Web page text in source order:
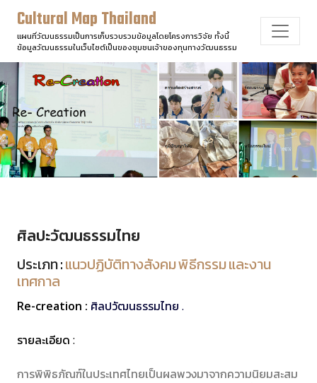
Cultural Map Thailand
แผนที่วัฒนธรรมเป็นการเก็บรวบรวมข้อมูลโดยโครงการวิจัย ทั้งนี้
ข้อมูลวัฒนธรรมในเว็บไซต์เป็นของชุมชนเจ้าของทุนทางวัฒนธรรม
ศิลปะวัฒนธรรมไทย
ประเภท :แนวปฏิบัติทางสังคม พิธีกรรม และงาน
เทศกาล
Re-creation : ศิลปวัฒนธรรมไทย .
รายละเอียด :
การพิพิธภัณฑ์ในประเทศไทยเป็นผลพวงมาจากความนิยมสะสม